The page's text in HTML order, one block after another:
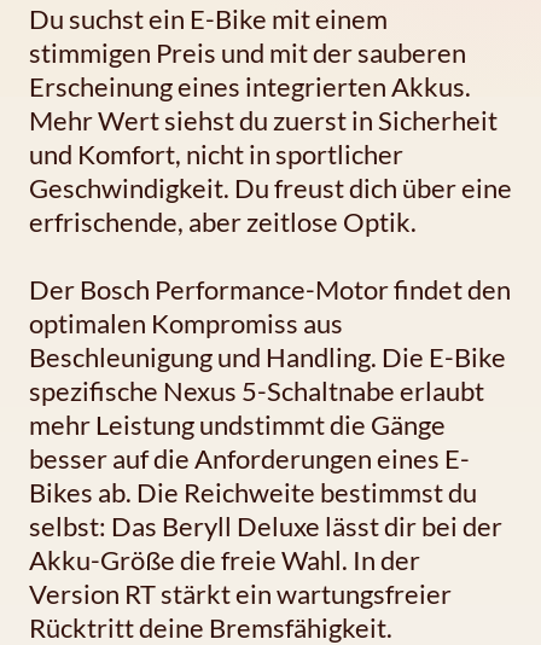
Du suchst ein E-Bike mit einem
stimmigen Preis und mit der sauberen
Erscheinung eines integrierten Akkus.
Mehr Wert siehst du zuerst in Sicherheit
und Komfort, nicht in sportlicher
Geschwindigkeit. Du freust dich über eine
erfrischende, aber zeitlose Optik.
Der Bosch Performance-Motor findet den
optimalen Kompromiss aus
Beschleunigung und Handling. Die E-Bike
spezifische Nexus 5-Schaltnabe erlaubt
mehr Leistung undstimmt die Gänge
besser auf die Anforderungen eines E-
Bikes ab. Die Reichweite bestimmst du
selbst: Das Beryll Deluxe lässt dir bei der
Akku-Größe die freie Wahl. In der
Version RT stärkt ein wartungsfreier
Rücktritt deine Bremsfähigkeit.